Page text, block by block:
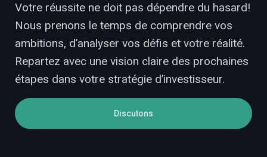
Votre réussite ne doit pas dépendre du hasard!
Nous prenons le temps de comprendre vos
ambitions, d’analyser vos défis et votre réalité.
Repartez avec une vision claire des prochaines
étapes dans votre stratégie d’investisseur.
Discutons